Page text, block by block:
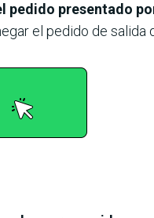
pedido presentado
el pedido de salida